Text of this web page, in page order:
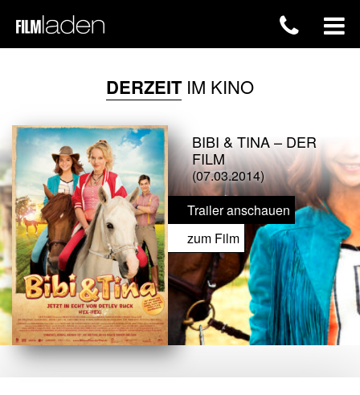
DERZEITIM KINO
BIBI & TINA – DER
FILM
(07.03.2014)
Trailer anschauen
zum Film